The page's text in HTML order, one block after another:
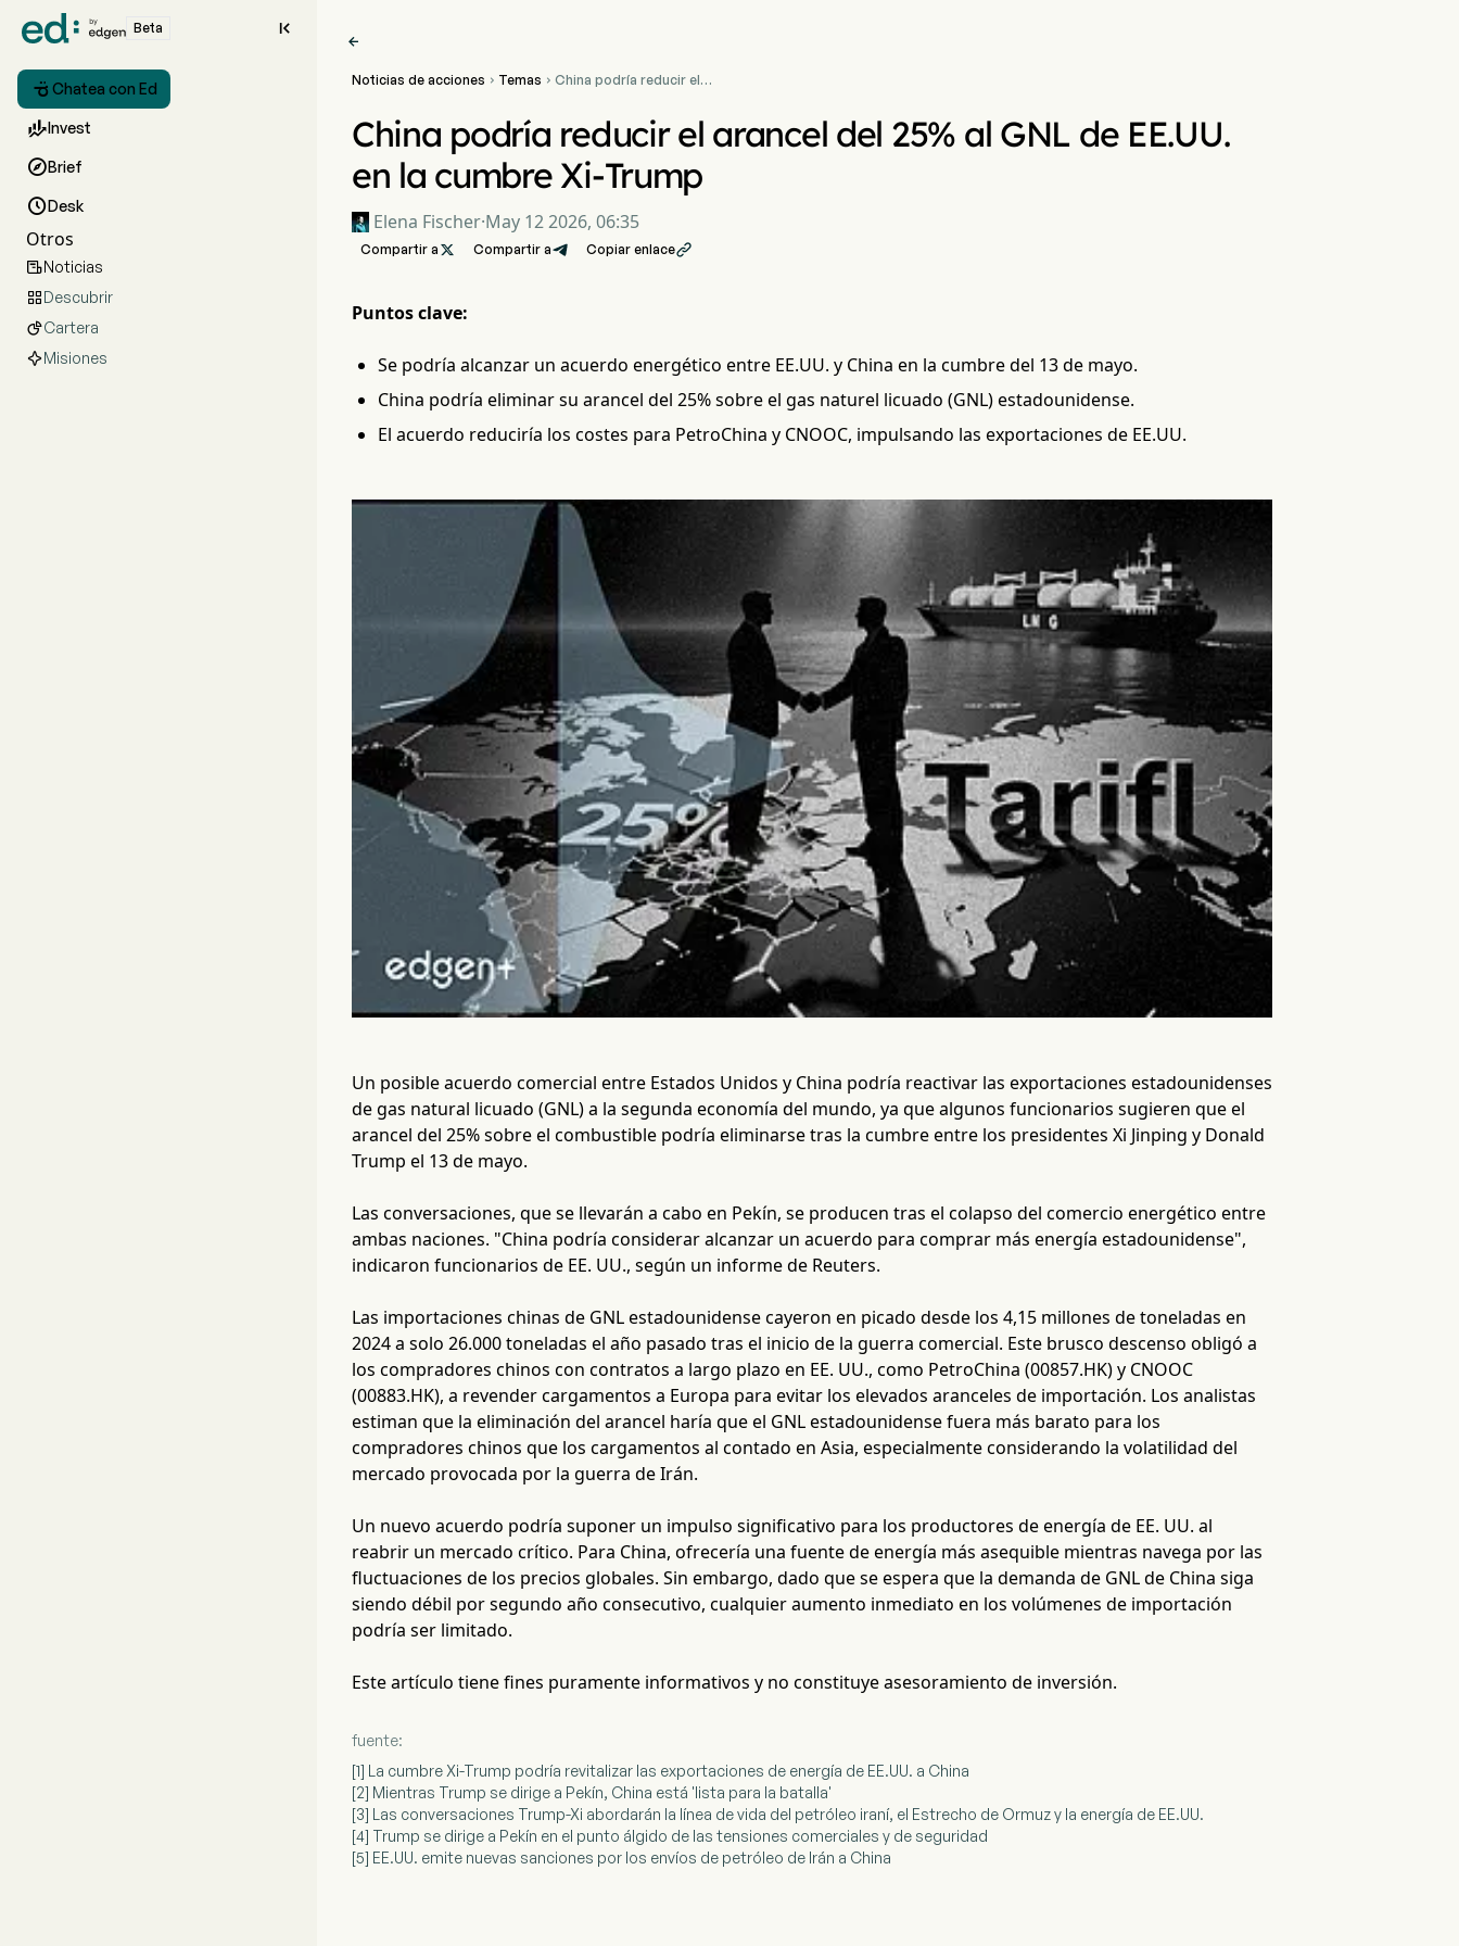
Beta 
 Chatea con Ed
Invest
Brief
Desk
Otros
Noticias
Descubrir
Cartera
Misiones

Noticias de acciones  Temas  China podría reducir el
Trump
China podría reducir el arancel del 25% al GNL de EE.UU.
en la cumbre Xi-Trump
Elena Fischer·May 12 2026, 06:35
Compartir a  Compartir a Copiar enlace
Puntos clave:
Se podría alcanzar un acuerdo energético entre EE.UU. y China en la cumbre del 13 de mayo.
China podría eliminar su arancel del 25% sobre el gas naturel licuado (GNL) estadounidense.
El acuerdo reduciría los costes para PetroChina y CNOOC, impulsando las exportaciones de EE.UU.
Un posible acuerdo comercial entre Estados Unidos y China podría reactivar las exportaciones estadounidenses
de gas natural licuado (GNL) a la segunda economía del mundo, ya que algunos funcionarios sugieren que el
arancel del 25% sobre el combustible podría eliminarse tras la cumbre entre los presidentes Xi Jinping y Donald
Trump el 13 de mayo.
Las conversaciones, que se llevarán a cabo en Pekín, se producen tras el colapso del comercio energético entre
ambas naciones. "China podría considerar alcanzar un acuerdo para comprar más energía estadounidense",
indicaron funcionarios de EE. UU., según un informe de Reuters.
Las importaciones chinas de GNL estadounidense cayeron en picado desde los 4,15 millones de toneladas en
2024 a solo 26.000 toneladas el año pasado tras el inicio de la guerra comercial. Este brusco descenso obligó a
los compradores chinos con contratos a largo plazo en EE. UU., como PetroChina (00857.HK) y CNOOC
(00883.HK), a revender cargamentos a Europa para evitar los elevados aranceles de importación. Los analistas
estiman que la eliminación del arancel haría que el GNL estadounidense fuera más barato para los
compradores chinos que los cargamentos al contado en Asia, especialmente considerando la volatilidad del
mercado provocada por la guerra de Irán.
Un nuevo acuerdo podría suponer un impulso significativo para los productores de energía de EE. UU. al
reabrir un mercado crítico. Para China, ofrecería una fuente de energía más asequible mientras navega por las
fluctuaciones de los precios globales. Sin embargo, dado que se espera que la demanda de GNL de China siga
siendo débil por segundo año consecutivo, cualquier aumento inmediato en los volúmenes de importación
podría ser limitado.
Este artículo tiene fines puramente informativos y no constituye asesoramiento de inversión.
fuente:
[1] La cumbre Xi-Trump podría revitalizar las exportaciones de energía de EE.UU. a China
[2] Mientras Trump se dirige a Pekín, China está 'lista para la batalla'
[3] Las conversaciones Trump-Xi abordarán la línea de vida del petróleo iraní, el Estrecho de Ormuz y la energía de EE.UU.
[4] Trump se dirige a Pekín en el punto álgido de las tensiones comerciales y de seguridad
[5] EE.UU. emite nuevas sanciones por los envíos de petróleo de Irán a China